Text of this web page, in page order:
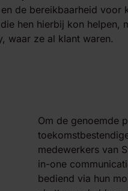
de bereikbaarheid voor
hen hierbij kon helpen,
waar ze al klant waren.
Om de genoemde
medewerkers van
in-one
bediend via hun